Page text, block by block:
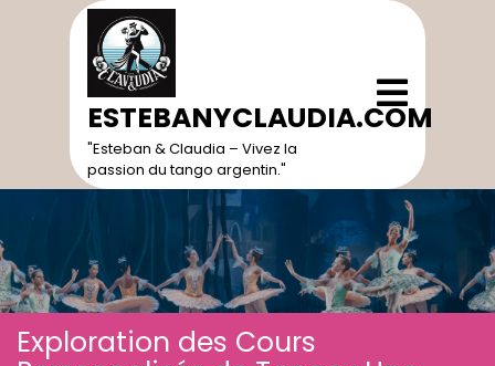
ESTEBANYCLAUDIA.COM
"Esteban & Claudia – Vivez la
passion du tango argentin."
Open
Menu
Exploration des Cours